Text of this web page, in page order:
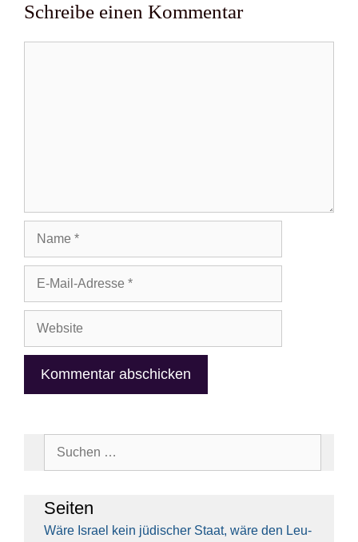
Schreibe einen Kommentar
Adresse
Sei­ten
Wäre Isra­el kein jüdi­scher Staat, wäre den Leu­